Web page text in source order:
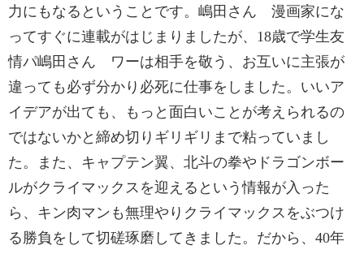
力にもなるということです。嶋田さん 漫画家にな
ってすぐに連載がはじまりましたが、18歳で学生友
情パ嶋田さん ワーは相手を敬う、お互いに主張が
違っても必ず分かり必死に仕事をしました。いいア
イデアが出ても、もっと面白いことが考えられるの
ではないかと締め切りギリギリまで粘っていまし
た。また、キャプテン翼、北斗の拳やドラゴンボー
ルがクライマックスを迎えるという情報が入った
ら、キン肉マンも無理やりクライマックスをぶつけ
る勝負をして切磋琢磨してきました。だから、40年